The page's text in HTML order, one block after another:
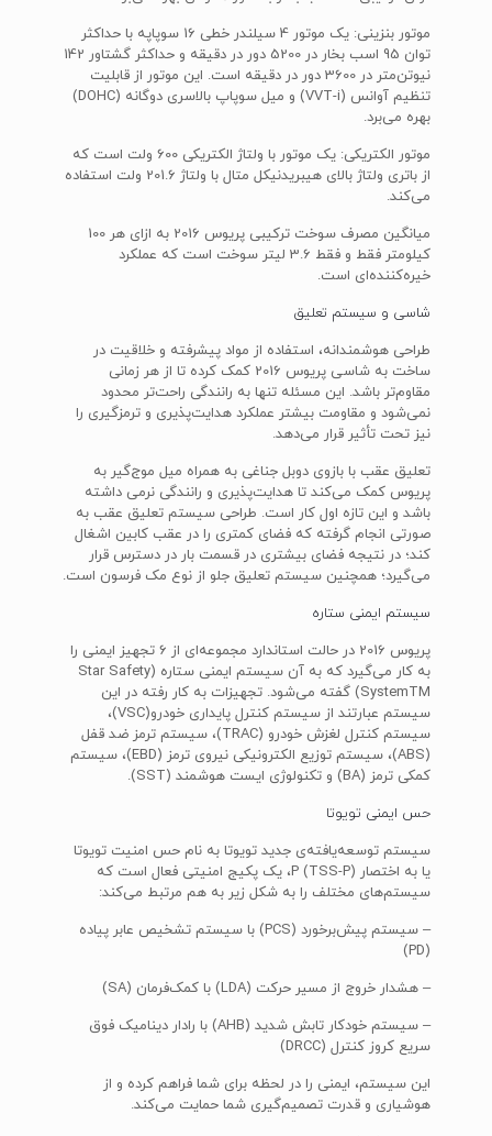
موتور بنزینی: یک موتور 4 سیلندر خطی 16 سوپاپه با حداکثر
توان 95 اسب بخار در 5200 دور در دقیقه و حداکثر گشتاور 142
نیوتن‌متر در 3600 دور در دقیقه است. این موتور از قابلیت
تنظیم آوانس (VVT-i) و میل سوپاپ بالاسری دوگانه (DOHC)
بهره می‌برد.
موتور الکتریکی: یک موتور با ولتاژ الکتریکی 600 ولت است که
از باتری ولتاژ بالای هیبریدنیکل متال با ولتاژ 201.6 ولت استفاده
می‌کند.
میانگین مصرف سوخت ترکیبی پریوس 2016 به ازای هر 100
کیلومتر فقط و فقط 3.6 لیتر سوخت است که عملکرد
خیره‌کننده‌ای است.
شاسی و سیستم تعلیق
طراحی هوشمندانه، استفاده از مواد پیشرفته و خلاقیت در
ساخت به شاسی پریوس 2016 کمک کرده تا از هر زمانی
مقاوم‌تر باشد. این مسئله تنها به رانندگی راحت‌تر محدود
نمی‌شود و مقاومت بیشتر عملکرد هدایت‌پذیری و ترمزگیری را
نیز تحت تأثیر قرار می‌دهد.
تعلیق عقب با بازوی دوبل جناغی به همراه میل موج‌گیر به
پریوس کمک می‌کند تا هدایت‌پذیری و رانندگی نرمی داشته
باشد و این تازه اول کار است. طراحی سیستم تعلیق عقب به
صورتی انجام گرفته که فضای کمتری را در عقب کابین اشغال
کند؛ در نتیجه فضای بیشتری در قسمت بار در دسترس قرار
می‌گیرد؛ همچنین سیستم تعلیق جلو از نوع مک فرسون است.
سیستم ایمنی ستاره
پریوس 2016 در حالت استاندارد مجموعه‌ای از 6 تجهیز ایمنی را
به کار می‌گیرد که به آن سیستم ایمنی ستاره (Star Safety
SystemTM) گفته می‌شود. تجهیزات به کار رفته در این
سیستم عبارتند از سیستم کنترل پایداری خودرو(VSC)،
سیستم کنترل لغزش خودرو (TRAC)، سیستم ترمز ضد قفل
(ABS)، سیستم توزیع الکترونیکی نیروی ترمز (EBD)، سیستم
کمکی ترمز (BA) و تکنولوژی ایست هوشمند (SST).
حس ایمنی تویوتا
سیستم توسعه‌یافته‌ی جدید تویوتا به نام حس امنیت تویوتا
یا به اختصار P (TSS-P)، یک پکیج امنیتی فعال است که
سیستم‌های مختلف را به شکل زیر به هم مرتبط می‌کند:
– سیستم پیش‌برخورد (PCS) با سیستم تشخیص عابر پیاده
(PD)
– هشدار خروج از مسیر حرکت (LDA) با کمک‌فرمان (SA)
– سیستم خودکار تابش شدید (AHB) با رادار دینامیک فوق
سریع کروز کنترل (DRCC)
این سیستم، ایمنی را در لحظه برای شما فراهم کرده و از
هوشیاری و قدرت تصمیم‌گیری شما حمایت می‌کند.